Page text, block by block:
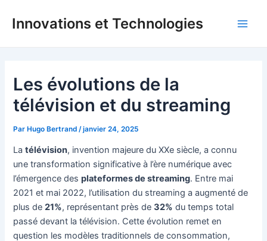
Innovations et Technologies
Les évolutions de la
télévision et du streaming
ParHugo Bertrand /janvier 24, 2025
Latélévision, invention majeure du XXe siècle, a connu
une transformation significative à l’ère numérique avec
l’émergence desplateformes de streaming. Entre mai
2021 et mai 2022, l’utilisation du streaming a augmenté de
plus de21%, représentant près de32% du temps total
passé devant la télévision. Cette évolution remet en
question les modèles traditionnels de consommation,